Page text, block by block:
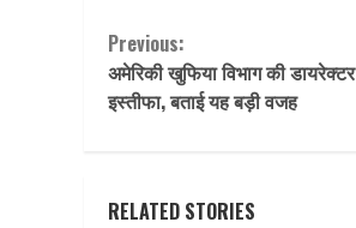
Continue
Reading
Previous:
अमेरिकी खुफिया विभाग की
इस्तीफा, बताई यह बड़ी वजह
RELATED STORIES